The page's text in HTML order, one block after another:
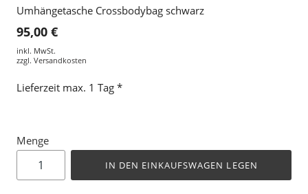
Umhängetasche Crossbodybag schwarz
95,00 €
inkl. MwSt.
zzgl. Versandkosten
Lieferzeit max. 1 Tag *
Menge
IN DEN EINKAUFSWAGEN LEGEN